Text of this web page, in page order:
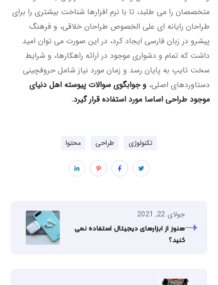
متخصصان را می طلبد، تا با نرم افزارها شناخت بیشتری را برای
طراحان رایانه ای علی الخصوص طراحان خلاقی، و فرهنگ
پیشرو در زبان فارسی ایجاد کرد، در این صورت می توان امید
داشت که تمام و دشواری موجود در ارائه راهکارها، و شرایط
سخت تایپ به پایان رسد و زمان مورد نیاز شامل حروفچینی
دستاوردهای اصلی، و جوابگوی سوالات پیوسته اهل دنیای
موجود طراحی اساسا مورد استفاده قرار گیرد.
تکنولوژی طراحی محتوا
جولای 22, 2021
هنوز از ابزارهای دیجیتال استفاده نمی
کنید؟